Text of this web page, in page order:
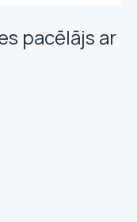
pacēlājs ar